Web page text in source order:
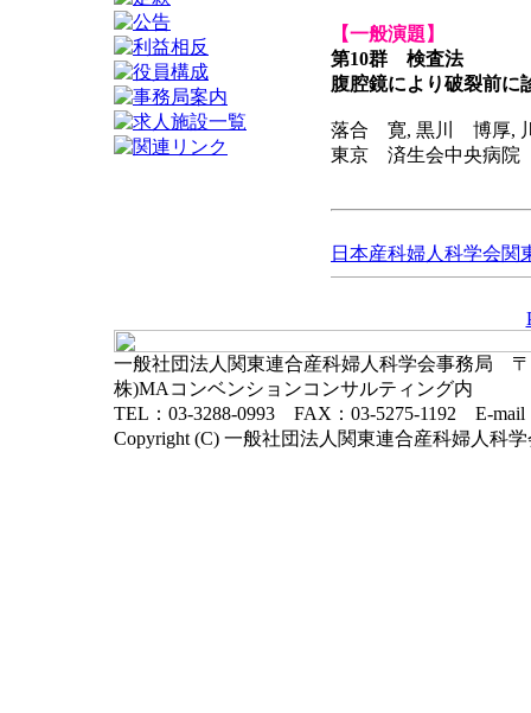
【一般演題】
第10群 検査法
腹腔鏡により破裂前に
落合 寛, 黒川 博厚,
東京 済生会中央病院
日本産科婦人科学会関
一般社団法人関東連合産科婦人科学会事務局 〒
株)MAコンベンションコンサルティング内
TEL：03-3288-0993 FAX：03-5275-1192 E-mail
Copyright (C) 一般社団法人関東連合産科婦人科